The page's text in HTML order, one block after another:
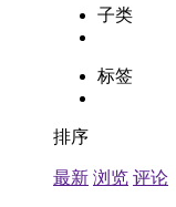
子类
标签
排序
最新 浏览 评论